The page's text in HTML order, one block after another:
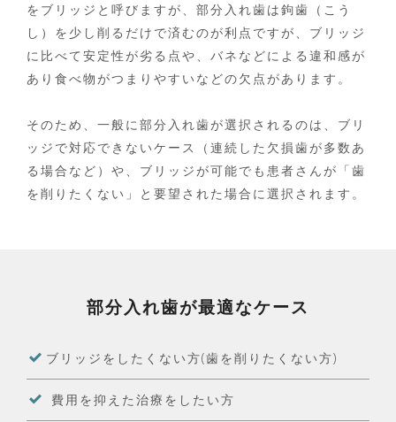
をブリッジと呼びますが、部分入れ歯は鉤歯（こう
し）を少し削るだけで済むのが利点ですが、ブリッジ
に比べて安定性が劣る点や、バネなどによる違和感が
あり食べ物がつまりやすいなどの欠点があります。
そのため、一般に部分入れ歯が選択されるのは、ブリ
ッジで対応できないケース（連続した欠損歯が多数あ
る場合など）や、ブリッジが可能でも患者さんが「歯
を削りたくない」と要望された場合に選択されます。
部分入れ歯が最適なケース
ブリッジをしたくない方(歯を削りたくない方)
費用を抑えた治療をしたい方